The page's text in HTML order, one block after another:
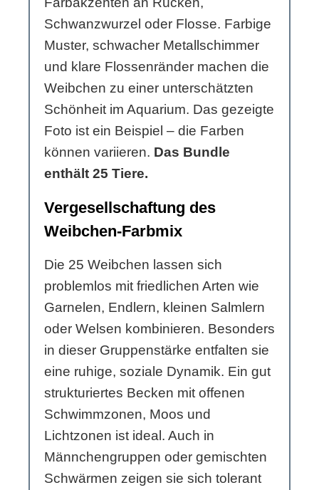
Schwanzwurzel oder Flosse. Farbige
Muster, schwacher Metallschimmer
und klare Flossenränder machen die
Weibchen zu einer unterschätzten
Schönheit im Aquarium. Das gezeigte
Foto ist ein Beispiel – die Farben
können variieren. Das Bundle
enthält 25 Tiere.
Vergesellschaftung des
Weibchen-Farbmix
Die 25 Weibchen lassen sich
problemlos mit friedlichen Arten wie
Garnelen, Endlern, kleinen Salmlern
oder Welsen kombinieren. Besonders
in dieser Gruppenstärke entfalten sie
eine ruhige, soziale Dynamik. Ein gut
strukturiertes Becken mit offenen
Schwimmzonen, Moos und
Lichtzonen ist ideal. Auch in
Männchengruppen oder gemischten
Schwärmen zeigen sie sich tolerant